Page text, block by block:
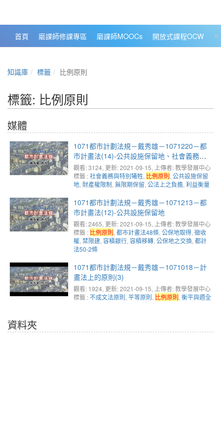
首頁 磨課師修課專區 磨課師MOOCs 開放式課程OCW
知識庫 標籤 比例原則
標籤: 比例原則
媒體
1071都市計劃法規－戴秀雄－1071220－都
市計畫法(14)-公共設施保留地、社會義務與
特別犧牲討論(1)
觀看: 3124, 更新: 2021-09-15, 上傳者: 教學發展中心
標籤 :社會義務與特別犧牲, 比例原則, 公共設施保留
地, 財產權限制, 無限期保留, 公法上之負擔, 利益衡量
1071都市計劃法規－戴秀雄－1071213－都
市計畫法(12)-公共設施保留地
觀看: 2465, 更新: 2021-09-15, 上傳者: 教學發展中心
標籤 : 比例原則, 都市計畫法48條, 公保地取得, 徵收
權, 禁限建, 容積銀行, 容積移轉, 公保地之交換, 都計
法50-2條
1071都市計劃法規－戴秀雄－1071018－計
畫法上的原則(3)
觀看: 1924, 更新: 2021-09-15, 上傳者: 教學發展中心
標籤 :不成文法原則, 平等原則, 比例原則, 衡平與週全
資料夾